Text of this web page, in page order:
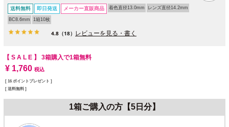
送料無料 即日発送 メーカー直販商品 着色直径13.0mm レンズ直径14.2mm
BC8.6mm 1箱10枚
4.8 （18） レビューを見る・書く
【 S A L E 】 3箱購入で1箱無料
¥ 1,760 税込
[ 16 ポイントプレゼント ]
送料無料
1箱ご購入の方【5日分】